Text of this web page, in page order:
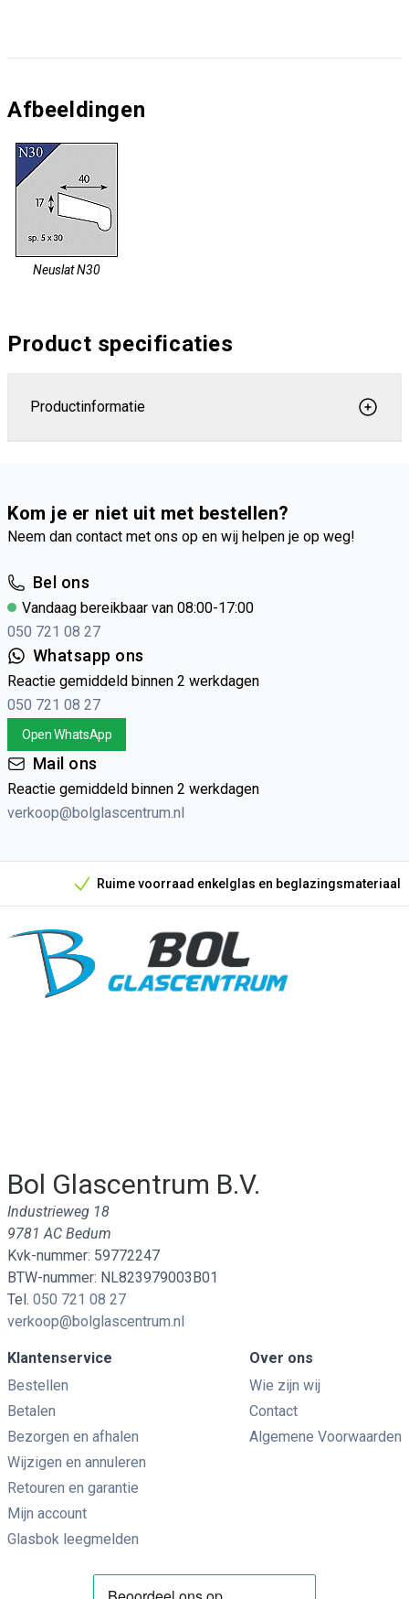
Afbeeldingen
Neuslat N30
Product specificaties
Productinformatie
Kom je er niet uit met bestellen?
Neem dan contact met ons op en wij helpen je op weg!
Bel ons
Vandaag bereikbaar van 08:00-17:00
050 721 08 27
Whatsapp ons
Reactie gemiddeld binnen 2 werkdagen
050 721 08 27
Open WhatsApp
Mail ons
Reactie gemiddeld binnen 2 werkdagen
verkoop@bolglascentrum.nl
Onze unieke verkoopargumenten
Ruime voorraad enkelglas en beglazingsmateriaal
Bol Glascentrum B.V.
Industrieweg 18
9781 AC Bedum
Kvk-nummer: 59772247
BTW-nummer: NL823979003B01
Tel. 050 721 08 27
verkoop@bolglascentrum.nl
Klantenservice
Bestellen
Betalen
Bezorgen en afhalen
Wijzigen en annuleren
Retouren en garantie
Mijn account
Glasbok leegmelden
Over ons
Wie zijn wij
Contact
Algemene Voorwaarden